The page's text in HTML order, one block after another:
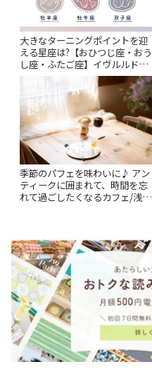
大きなターニングポイントを迎
える星座は?【おひつじ座・おう
し座・ふたご座】イヴルルド遙
華2026年 夏の運勢~Summer~ |
季節のパフェを味わいに♪ アン
ティークに囲まれて、時間を忘
れて過ごしたくなるカフェ/浅草